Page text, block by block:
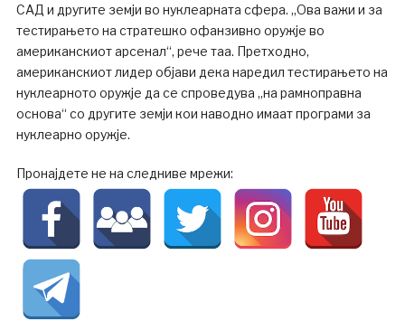
САД и другите земји во нуклеарната сфера. „Ова важи и за
тестирањето на стратешко офанзивно оружје во
американскиот арсенал“, рече таа. Претходно,
американскиот лидер објави дека наредил тестирањето на
нуклеарното оружје да се спроведува „на рамноправна
основа“ со другите земји кои наводно имаат програми за
нуклеарно оружје.
Пронајдете не на следниве мрежи: